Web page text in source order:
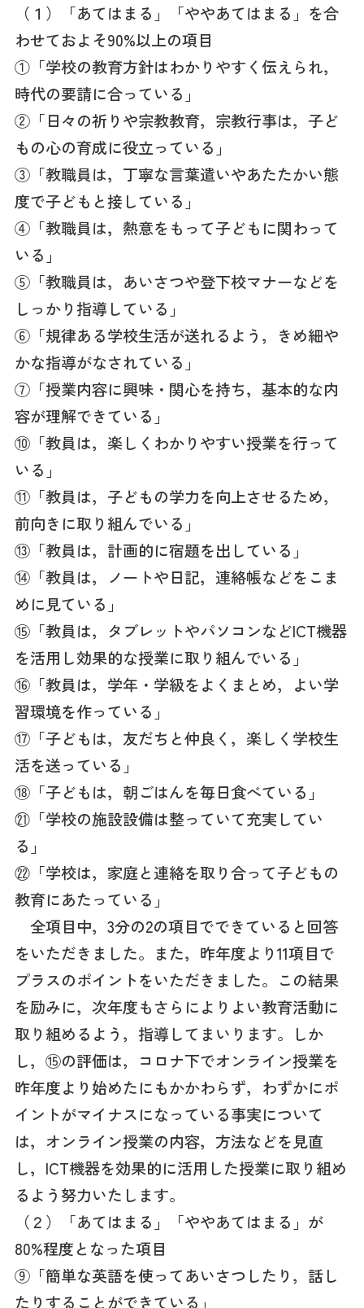
（１）「あてはまる」「ややあてはまる」を合
わせておよそ90%以上の項目
①「学校の教育方針はわかりやすく伝えられ，
時代の要請に合っている」
②「日々の祈りや宗教教育，宗教行事は，子ど
もの心の育成に役立っている」
③「教職員は，丁寧な言葉遣いやあたたかい態
度で子どもと接している」
④「教職員は，熱意をもって子どもに関わって
いる」
⑤「教職員は，あいさつや登下校マナーなどを
しっかり指導している」
⑥「規律ある学校生活が送れるよう，きめ細や
かな指導がなされている」
⑦「授業内容に興味・関心を持ち，基本的な内
容が理解できている」
⑩「教員は，楽しくわかりやすい授業を行って
いる」
⑪「教員は，子どもの学力を向上させるため，
前向きに取り組んでいる」
⑬「教員は，計画的に宿題を出している」
⑭「教員は，ノートや日記，連絡帳などをこま
めに見ている」
⑮「教員は，タブレットやパソコンなどICT機器
を活用し効果的な授業に取り組んでいる」
⑯「教員は，学年・学級をよくまとめ，よい学
習環境を作っている」
⑰「子どもは，友だちと仲良く，楽しく学校生
活を送っている」
⑱「子どもは，朝ごはんを毎日食べている」
㉑「学校の施設設備は整っていて充実してい
る」
㉒「学校は，家庭と連絡を取り合って子どもの
教育にあたっている」
全項目中，3分の2の項目でできていると回答
をいただきました。また，昨年度より11項目で
プラスのポイントをいただきました。この結果
を励みに，次年度もさらによりよい教育活動に
取り組めるよう，指導してまいります。しか
し，⑮の評価は，コロナ下でオンライン授業を
昨年度より始めたにもかかわらず，わずかにポ
イントがマイナスになっている事実について
は，オンライン授業の内容，方法などを見直
し，ICT機器を効果的に活用した授業に取り組め
るよう努力いたします。
（２）「あてはまる」「ややあてはまる」が
80%程度となった項目
⑨「簡単な英語を使ってあいさつしたり，話し
たりすることができている」